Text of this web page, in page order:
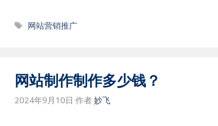
标
网站营销推广
网站制作制作多少钱？
2024年9月10日 作者妙飞